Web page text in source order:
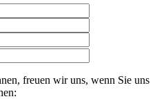
freuen wir uns, wenn Sie uns